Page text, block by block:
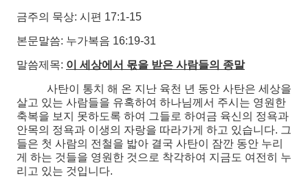
금주의 묵상: 시편 17:1-15
본문말씀: 누가복음 16:19-31
말씀제목: 이 세상에서 몫을 받은 사람들의 종말
사탄이 통치 해 온 지난 육천 년 동안 사탄은 세상을
살고 있는 사람들을 유혹하여 하나님께서 주시는 영원한
축복을 보지 못하도록 하여 그들로 하여금 육신의 정욕과
안목의 정욕과 이생의 자랑을 따라가게 하고 있습니다. 그
들은 첫 사람의 전철을 밟아 결국 사탄이 잠깐 동안 누리
게 하는 것들을 영원한 것으로 착각하여 지금도 여전히 누
리고 있는 것입니다.